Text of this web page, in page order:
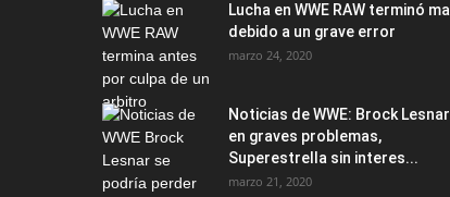
Lucha en WWE RAW terminó mal
debido a un grave error
marzo 24, 2020
Noticias de WWE: Brock Lesnar
en graves problemas,
Superestrella sin interes...
marzo 21, 2020